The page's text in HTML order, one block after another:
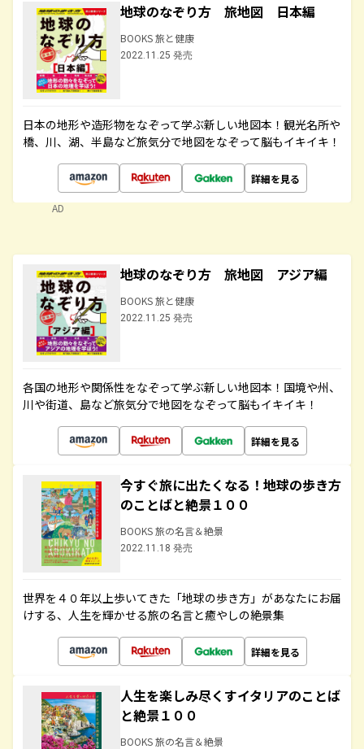
地球のなぞり方 旅地図 日本編
BOOKS 旅と健康
2022.11.25 発売
日本の地形や造形物をなぞって学ぶ新しい地図本！観光名所や
橋、川、湖、半島など旅気分で地図をなぞって脳もイキイキ！
詳細を見る
AD
地球のなぞり方 旅地図 アジア編
BOOKS 旅と健康
2022.11.25 発売
各国の地形や関係性をなぞって学ぶ新しい地図本！国境や州、
川や街道、島など旅気分で地図をなぞって脳もイキイキ！
詳細を見る
今すぐ旅に出たくなる！地球の歩き方
のことばと絶景１００
BOOKS 旅の名言＆絶景
2022.11.18 発売
世界を４０年以上歩いてきた「地球の歩き方」があなたにお届
けする、人生を輝かせる旅の名言と癒やしの絶景集
詳細を見る
人生を楽しみ尽くすイタリアのことば
と絶景１００
BOOKS 旅の名言＆絶景